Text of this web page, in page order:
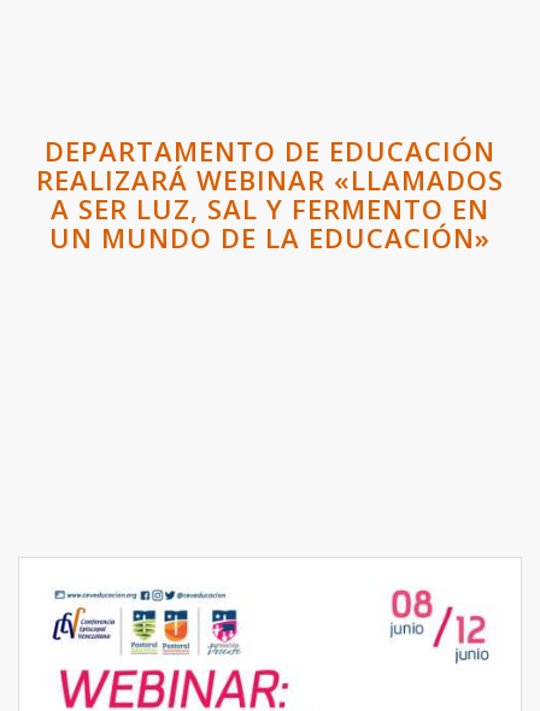
DEPARTAMENTO DE EDUCACIÓN
REALIZARÁ WEBINAR «LLAMADOS
A SER LUZ, SAL Y FERMENTO EN
UN MUNDO DE LA EDUCACIÓN»